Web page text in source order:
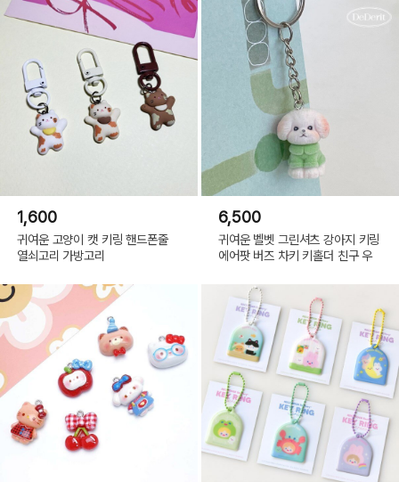
1,600
귀여운 고양이 캣 키링 핸드폰줄
열쇠고리 가방고리
6,500
귀여운 벨벳 그린셔츠 강아지 키링
에어팟 버즈 차키 키홀더 친구 우